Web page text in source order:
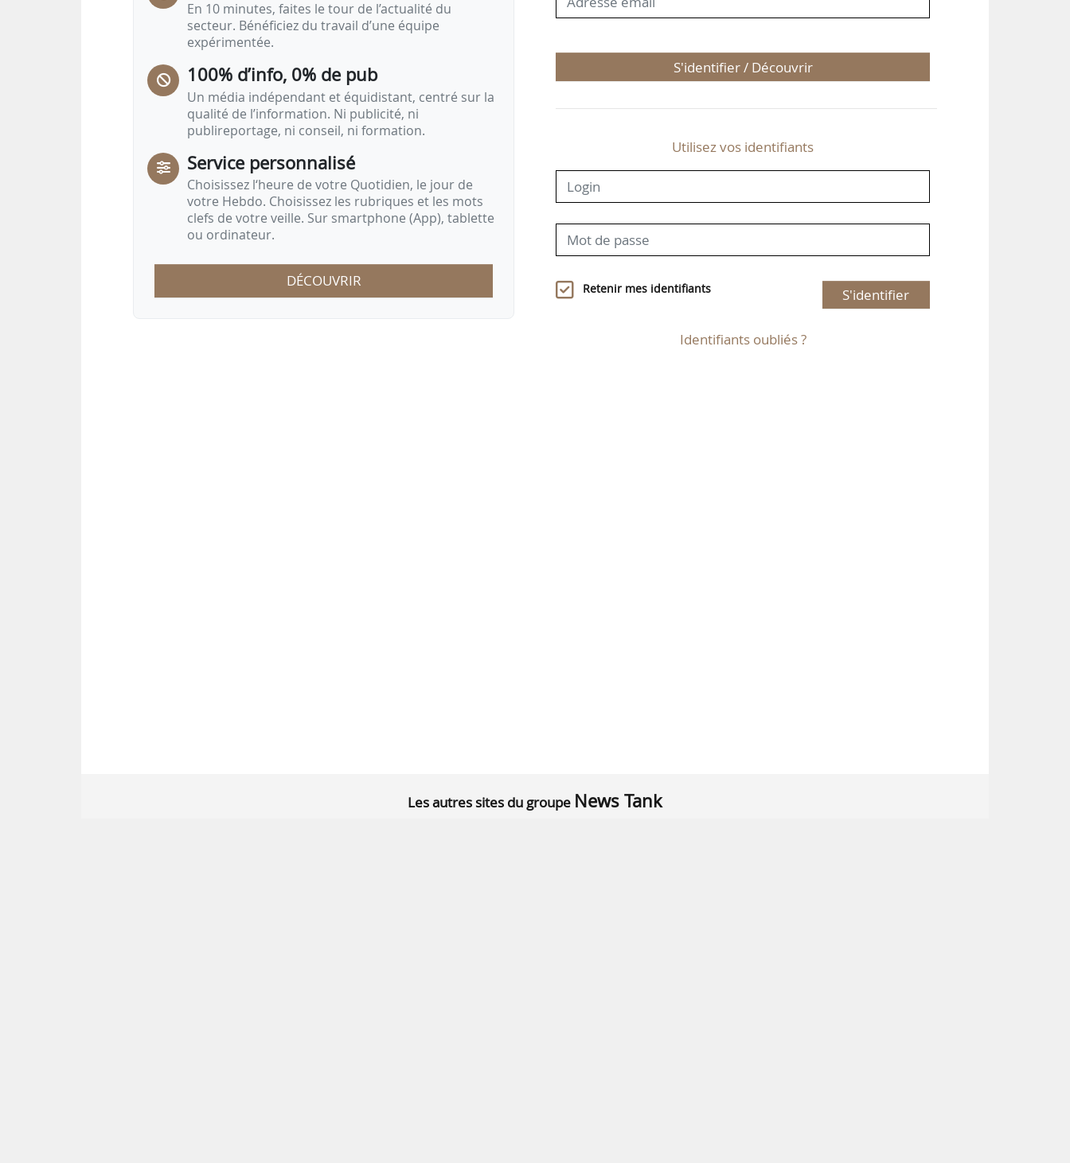
En 10 minutes, faites le tour de l’actualité du
secteur. Bénéficiez du travail d’une équipe
expérimentée.
100% d’info, 0% de pub
Un média indépendant et équidistant, centré sur la
qualité de l’information. Ni publicité, ni
publireportage, ni conseil, ni formation.
Service personnalisé
Choisissez l‘heure de votre Quotidien, le jour de
votre Hebdo. Choisissez les rubriques et les mots
clefs de votre veille. Sur smartphone (App), tablette
ou ordinateur.
DÉCOUVRIR
S'identifier / Découvrir
Utilisez vos identifiants
Retenir mes identifiants S'identifier
Identifiants oubliés ?
Les autres sites du groupe News Tank